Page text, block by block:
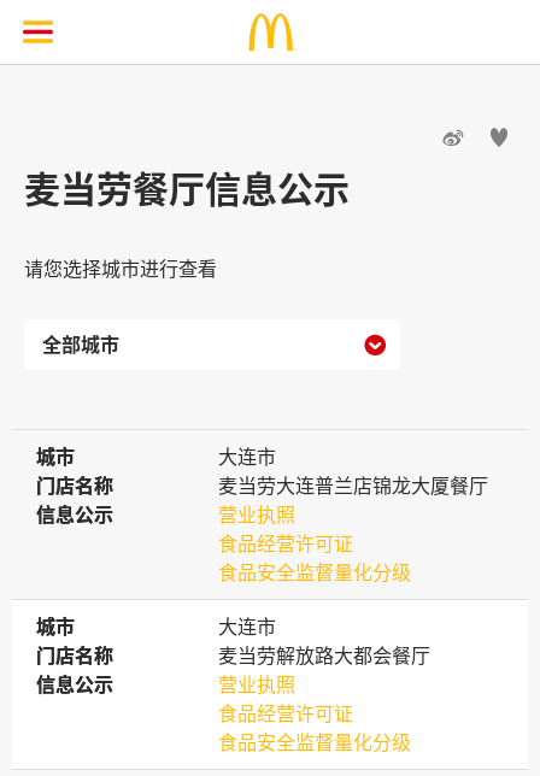
 
麦当劳餐厅信息公示
请您选择城市进行查看

城市
城市
大连市
门店名称
门店名称
麦当劳大连普兰店锦龙大厦餐厅
信息公示
信息公示
营业执照
食品经营许可证
食品安全监督量化分级
城市
城市
大连市
门店名称
门店名称
麦当劳解放路大都会餐厅
信息公示
信息公示
营业执照
食品经营许可证
食品安全监督量化分级